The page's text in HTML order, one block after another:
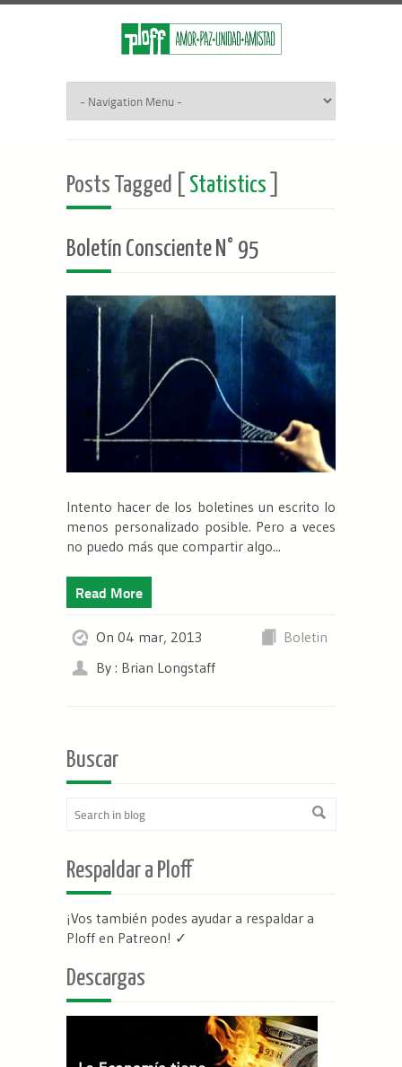
Posts Tagged [ Statistics
Boletín Consciente N° 95
Intento hacer de los boletines un escrito lo
menos personalizado posible. Pero a veces
no puedo más que compartir algo...
Read More
On 04 mar, 2013
Boletin
By : Brian Longstaff
Buscar
Respaldar a Ploff
¡Vos también podes ayudar a respaldar a
Ploff en Patreon! ✓
Descargas